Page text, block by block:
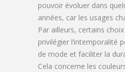
pouvoir évoluer dans
années, car les usages
Par ailleurs, certains
privilégier l’intemporalité
de mode et faciliter la
Cela concerne les